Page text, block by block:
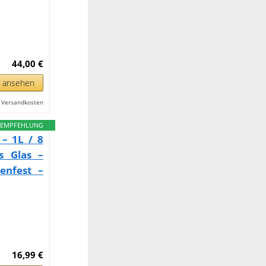
44,00 €
ansehen
EMPFEHLUNG
– 1L / 8
Glas –
–
16,99 €